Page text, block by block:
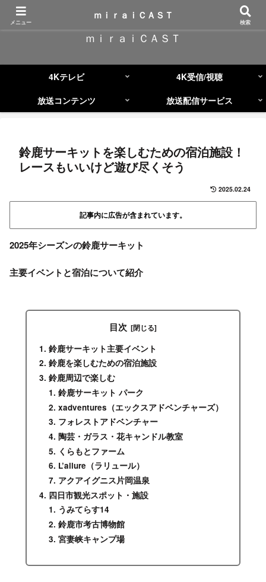
コンテンツへスキップ
ｍｉｒａｉＣＡＳＴ
4Kテレビ
4K受信/視聴
放送コンテンツ
放送配信サービス
鈴鹿サーキットを楽しむための宿泊施設！
レースもいいけど遊び尽くそう
2025.02.24
記事内に広告が含まれています。
2025年シーズンの鈴鹿サーキット
主要イベントと宿泊について紹介
目次
鈴鹿サーキット主要イベント
鈴鹿を楽しむための宿泊施設
鈴鹿周辺で楽しむ
鈴鹿サーキット パーク
xadventures（エックスアドベンチャーズ）
フォレストアドベンチャー
陶芸・ガラス・花キャンドル教室
くらもとファーム
L’allure（ラリュール）
アクアイグニス片岡温泉
四日市観光スポット・施設
うみてらす14
鈴鹿市考古博物館
宮妻峡キャンプ場
メニュー
ｍｉｒａｉＣＡＳＴ
検索